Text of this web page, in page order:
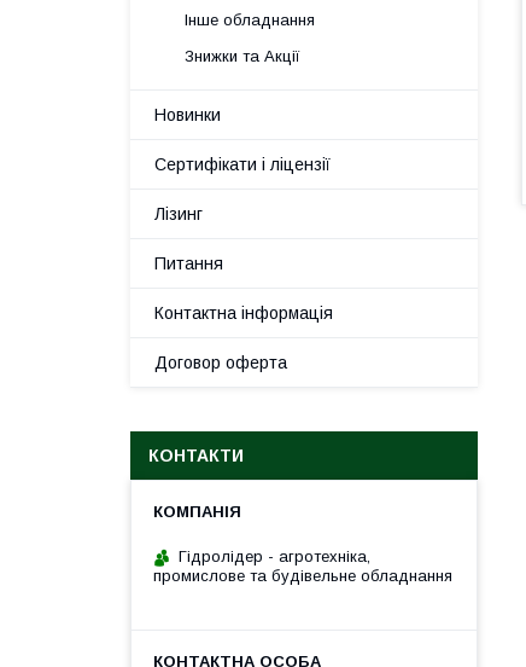
Інше обладнання
Знижки та Акції
Новинки
Сертифікати і ліцензії
Лізинг
Питання
Контактна інформація
Договор оферта
КОНТАКТИ
Гідролідер - агротехніка,
промислове та будівельне обладнання